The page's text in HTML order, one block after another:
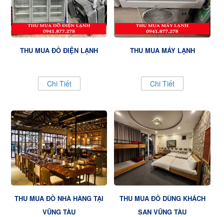
THU MUA ĐỒ ĐIỆN LẠNH
Chi Tiết
THU MUA MÁY LẠNH
Chi Tiết
THU MUA ĐỒ NHÀ HÀNG TẠI
VŨNG TÀU
THU MUA ĐỒ DÙNG KHÁCH
SẠN VŨNG TÀU